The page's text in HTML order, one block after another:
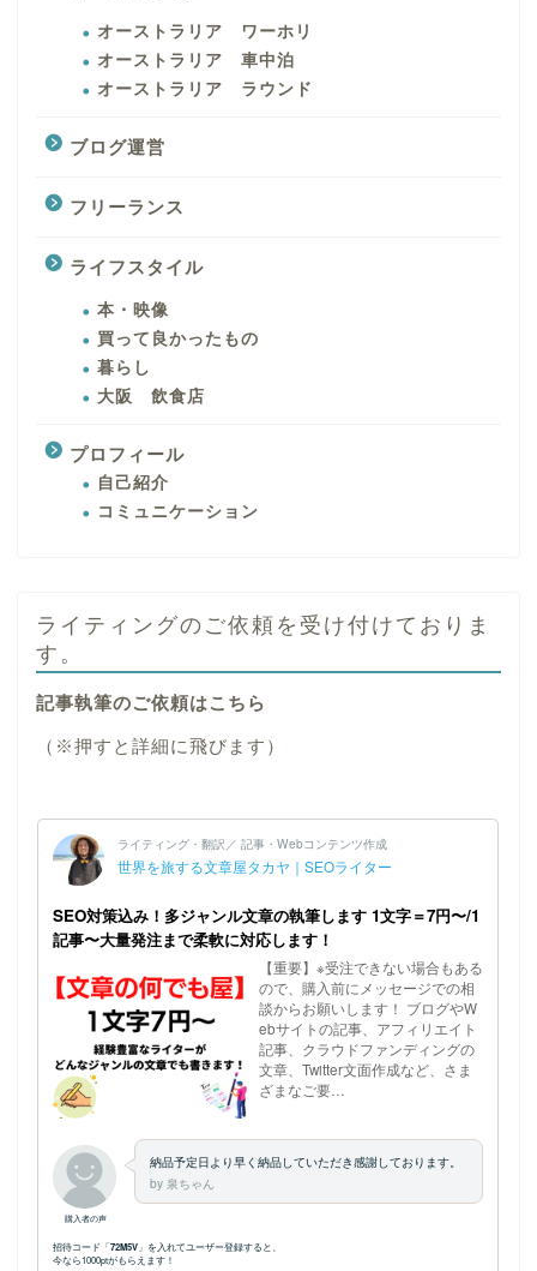
オーストラリア ワーホリ
オーストラリア 車中泊
オーストラリア ラウンド
ブログ運営
フリーランス
ライフスタイル
本・映像
買って良かったもの
暮らし
大阪 飲食店
プロフィール
自己紹介
コミュニケーション
ライティングのご依頼を受け付けておりま
す。
記事執筆のご依頼はこちら
（※押すと詳細に飛びます）
ホーム